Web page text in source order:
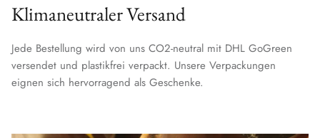
Klimaneutraler Versand
Jede Bestellung wird von uns CO2-neutral mit DHL GoGreen
versendet und plastikfrei verpackt. Unsere Verpackungen
eignen sich hervorragend als Geschenke.